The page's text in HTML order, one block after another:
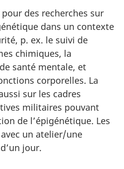
des recherches sur
dans un contexte
p. ex. le suivi de
chimiques, la
santé mentale, et
corporelles. La
sur les cadres
militaires pouvant
de l’épigénétique. Les
un atelier/une
jour.